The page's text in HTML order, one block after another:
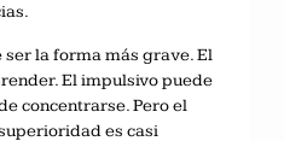
la forma más grave. El
El impulsivo puede
concentrarse. Pero el
es casi